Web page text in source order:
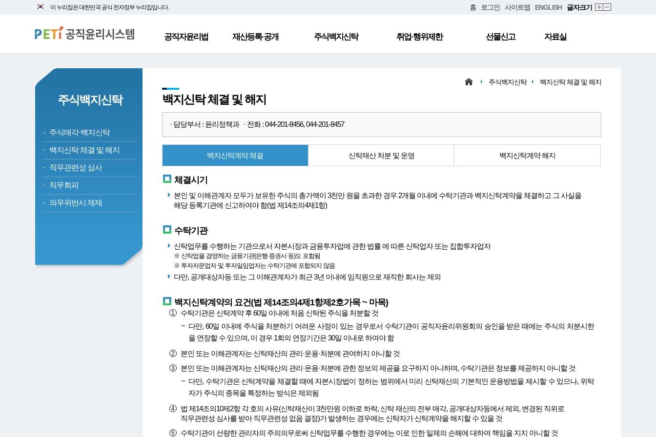
대
바
로
본
로
가
이 누리집은 대한민국 공식 전자정부 누리집입니다. 홈 로그인 사이트맵 ENGLISH 글자크기
공직자윤리법 재산등록·공개 주식백지신탁 취업·행위제한 선물신고 자료실
주식백지신탁
주식매각·백지신탁
백지신탁 체결 및 해지
직무관련성 심사
직무회피
의무위반시 제재
주식백지신탁 백지신탁 체결 및 해지
백지신탁 체결 및 해지
· 담당부서 : 윤리정책과 · 전화 : 044-201-8456, 044-201-8457
백지신탁계약 체결 신탁재산 처분 및 운영 백지신탁계약 해지
체결시기
본인 및 이해관계자 모두가 보유한 주식의 총가액이 3천만 원을 초과한 경우 2개월 이내에 수탁기관과 백지신탁계약을 체결하고 그 사실을
해당 등록기관에 신고하여야 함(법 제14조의4제1항)
수탁기관
신탁업무를 수행하는 기관으로서 자본시장과 금융투자업에 관한 법률 에 따른 신탁업자 또는 집합투자업자
※ 신탁업을 겸영하는 금융기관(은행·증권사 등)도 포함됨
※ 투자자문업자 및 투자일임업자는 수탁기관에 포함되지 않음
다만, 공개대상자등 또는 그 이해관계자가 최근 3년 이내에 임직원으로 재직한 회사는 제외
백지신탁계약의 요건(법 제14조의4제1항제2호가목 ~ 마목)
수탁기관은 신탁계약 후 60일 이내에 처음 신탁된 주식을 처분할 것
다만, 60일 이내에 주식을 처분하기 어려운 사정이 있는 경우로서 수탁기관이 공직자윤리위원회의 승인을 받은 때에는 주식의 처분시한
을 연장할 수 있으며, 이 경우 1회의 연장기간은 30일 이내로 하여야 함
본인 또는 이해관계자는 신탁재산의 관리·운용·처분에 관여하지 아니할 것
본인 또는 이해관계자는 신탁재산의 관리·운용·처분에 관한 정보의 제공을 요구하지 아니하며, 수탁기관은 정보를 제공하지 아니할 것
다만, 수탁기관은 신탁계약을 체결할 때에 자본시장법이 정하는 범위에서 미리 신탁재산의 기본적인 운용방법을 제시할 수 있으나, 위탁
자가 주식의 종목을 특정하는 방식은 제외됨
법 제14조의10제2항 각 호의 사유(신탁재산이 3천만원 이하로 하락, 신탁 재산의 전부 매각, 공개대상자등에서 제외, 변경된 직위로
직무관련성 심사를 받아 직무관련성 없음 결정)가 발생하는 경우에는 신탁자가 신탁계약을 해지할 수 있을 것
수탁기관이 선량한 관리자의 주의의무로써 신탁업무를 수행한 경우에는 이로 인한 일체의 손해에 대하여 책임을 지지 아니할 것